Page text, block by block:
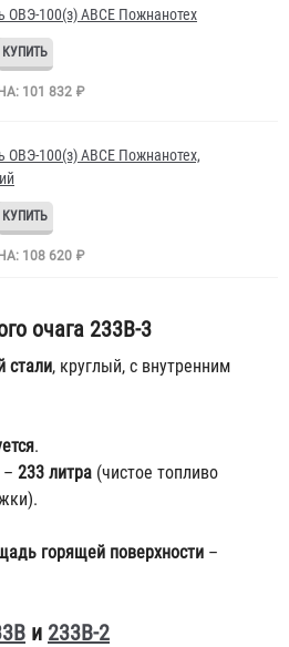
ОВЭ-100(з) АВСЕ Пожнанотех
101 832 ₽
ОВЭ-100(з) АВСЕ Пожнанотех,
108 620 ₽
очага 233В-3
стали, круглый, с внутренним
.
– 233 литра (чистое топливо
горящей поверхности –
и 233В-2